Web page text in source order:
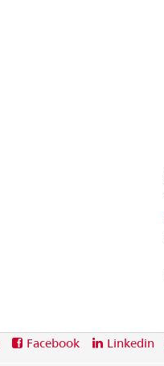
Facebook Linkedin